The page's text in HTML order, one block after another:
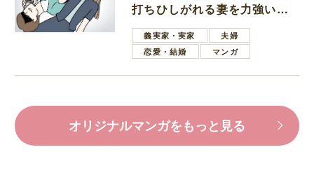
打ちひしがれる妻を力強い言
葉で励ます夫
義実家・実家
夫婦
恋愛・結婚
マンガ
オリジナルマンガをもっと見る